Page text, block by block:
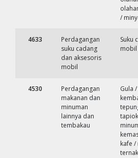
/
4633
Perdagangan
suku cadang
dan aksesoris
mobil
Suku
mobil
4530
Perdagangan
makanan dan
minuman
lainnya dan
tembakau
Gula
kafe /
ternak